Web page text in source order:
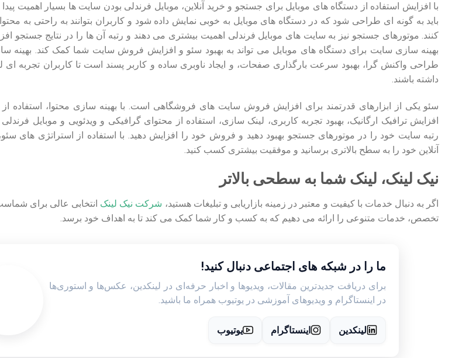
با افزایش استفاده از دستگاه های موبایل برای جستجو و خرید آنلاین، موبایل فرندلی بودن سایت ها بسیار اهمیت
باید به گونه ای طراحی شود که در دستگاه های موبایل به خوبی نمایش داده شود و کاربران بتوانند به راحتی به
کنند. موتورهای جستجو نیز به سایت های موبایل فرندلی اهمیت بیشتری می دهند و رتبه آن ها را در نتایج جستجو
بهینه سازی سایت برای دستگاه های موبایل می تواند به بهبود سئو و افزایش فروش سایت شما کمک کند. بهینه
طراحی واکنش گرا، بهبود سرعت بارگذاری صفحات، و ایجاد ناوبری ساده و کاربر پسند است تا کاربران تجربه
داشته باشند.
سئو یکی از ابزارهای قدرتمند برای افزایش فروش سایت های فروشگاهی است. با بهینه سازی محتوا، استفاده
افزایش ترافیک ارگانیک، بهبود تجربه کاربری، لینک سازی، استفاده از محتوای گرافیکی و ویدئویی و موبایل
رتبه سایت خود را در موتورهای جستجو بهبود دهید و فروش خود را افزایش دهید. با استفاده از استراتژی های
آنلاین خود را به سطح بالاتری برسانید و موفقیت بیشتری کسب کنید.
نیک لینک، لینک شما به سطحی بالاتر
اگر به دنبال خدمات با کیفیت و معتبر در زمینه بازاریابی و تبلیغات هستید، شرکت نیک لینک انتخابی عالی برای
تخصص، خدمات متنوعی را ارائه می دهیم که به کسب و کار شما کمک می کند تا به اهداف خود برسد.
ما را در شبکه های اجتماعی دنبال کنید!
برای دریافت جدیدترین مقالات، ویدیوها و اخبار حرفه‌ای در لینکدین، عکس‌ها و استوری‌ها
در اینستاگرام و ویدیوهای آموزشی در یوتیوب همراه ما باشید.
لینکدین اینستاگرام یوتیوب